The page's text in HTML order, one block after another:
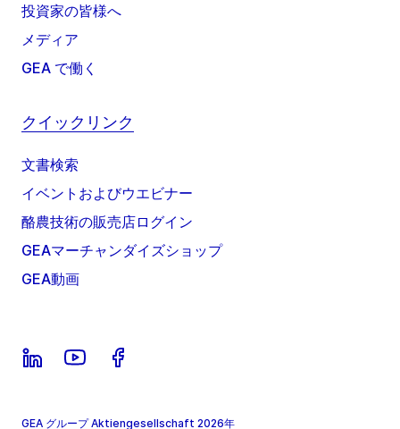
投資家の皆様へ
メディア
GEA で働く
クイックリンク
文書検索
イベントおよびウエビナー
酪農技術の販売店ログイン
GEAマーチャンダイズショップ
GEA動画
GEA グループ Aktiengesellschaft 2026年